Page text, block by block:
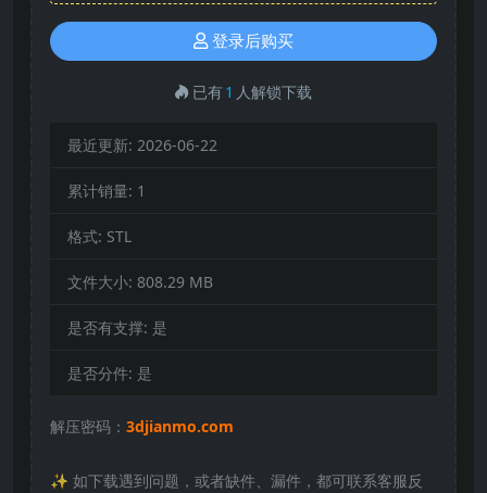
登录后购买
已有1 人解锁下载
最近更新: 2026-06-22
累计销量: 1
格式: STL
文件大小: 808.29 MB
是否有支撑: 是
是否分件: 是
解压密码： 3djianmo.com
✨️ 如下载遇到问题，或者缺件、漏件，都可联系客服反